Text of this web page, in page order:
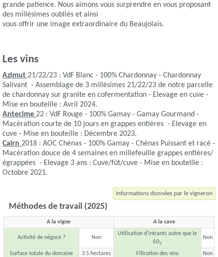
grande patience. Nous aimons vous surprendre en vous proposant
des millésimes oubliés et ainsi
vous offrir une image extraordinaire du Beaujolais.
Les vins
Azimut21/22/23 : VdF Blanc - 100% Chardonnay - Chardonnay
Salivant - Assemblage de 3 millésimes 21/22/23 de notre parcelle
de chardonnay sur granite en cofermentation - Elevage en cuve -
Mise en bouteille : Avril 2024.
Antecime22 : VdF Rouge - 100% Gamay - Gamay Gourmand -
Macération courte de 10 jours en grappes entières - Elevage en
cuve - Mise en bouteille : Décembre 2023.
Cairn2018 : AOC Chénas - 100% Gamay - Chénas Puissant et racé -
Macération douce de 4 semaines en millefeuille grappes entières/
égrappées - Elevage 3 ans : Cuve/fût/cuve - Mise en bouteille :
Octobre 2021.
Informations données par le vigneron
Méthodes de travail (2025)
A la vigne A la cave
Activité de négoce ? Non
Utilisation d'intrants autre que le
SO2
Non
Surface totale du domaine 3.5 hectares Filtration des vins
Non